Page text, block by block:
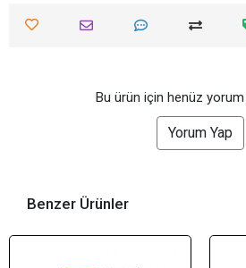
Bu ürün için henüz yorum
Yorum Yap
Benzer Ürünler